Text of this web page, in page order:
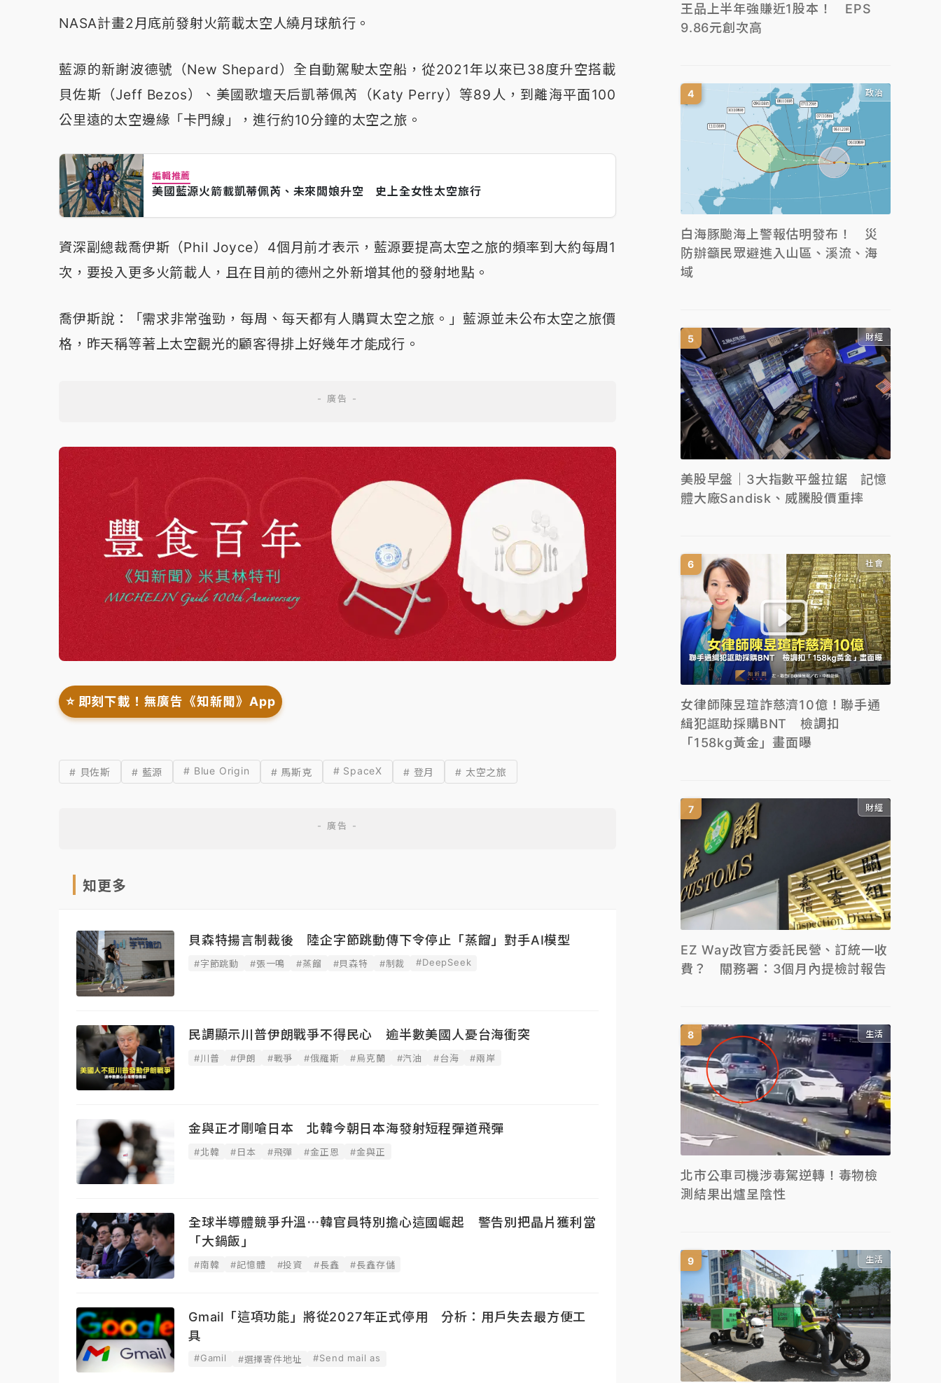
NASA計畫2月底前發射火箭載太空人繞月球航行。
藍源的新謝波德號（New Shepard）全自動駕駛太空船，從2021年以來已38度升空搭載
貝佐斯（Jeff Bezos）、美國歌壇天后凱蒂佩芮（Katy Perry）等89人，到離海平面100
公里遠的太空邊緣「卡門線」，進行約10分鐘的太空之旅。
編輯推薦
美國藍源火箭載凱蒂佩芮、未來闆娘升空 史上全女性太空旅行
資深副總裁喬伊斯（Phil Joyce）4個月前才表示，藍源要提高太空之旅的頻率到大約每周1
次，要投入更多火箭載人，且在目前的德州之外新增其他的發射地點。
喬伊斯說：「需求非常強勁，每周、每天都有人購買太空之旅。」藍源並未公布太空之旅價
格，昨天稱等著上太空觀光的顧客得排上好幾年才能成行。
⭐️ 即刻下載！無廣告《知新聞》App
# 貝佐斯 # 藍源 # Blue Origin # 馬斯克 # SpaceX # 登月 # 太空之旅
知更多
貝森特揚言制裁後 陸企字節跳動傳下令停止「蒸餾」對手AI模型
#字節跳動 #張一鳴 #蒸餾 #貝森特 #制裁 #DeepSeek
民調顯示川普伊朗戰爭不得民心 逾半數美國人憂台海衝突
#川普 #伊朗 #戰爭 #俄羅斯 #烏克蘭 #汽油 #台海 #兩岸
金與正才剛嗆日本 北韓今朝日本海發射短程彈道飛彈
#北韓 #日本 #飛彈 #金正恩 #金與正
全球半導體競爭升溫⋯韓官員特別擔心這國崛起 警告別把晶片獲利當
「大鍋飯」
#南韓 #記憶體 #投資 #長鑫 #長鑫存儲
Gmail「這項功能」將從2027年正式停用 分析：用戶失去最方便工
具
#Gamil #選擇寄件地址 #Send mail as
王品上半年強賺近1股本！ EPS
9.86元創次高
政治
白海豚颱海上警報估明發布！ 災
防辦籲民眾避進入山區、溪流、海
域
財經
美股早盤｜3大指數平盤拉鋸 記憶
體大廠Sandisk、威騰股價重摔
社會
女律師陳昱瑄詐慈濟10億！聯手通
緝犯誆助採購BNT 檢調扣
「158kg黃金」畫面曝
財經
EZ Way改官方委託民營、訂統一收
費？ 關務署：3個月內提檢討報告
生活
北市公車司機涉毒駕逆轉！毒物檢
測結果出爐呈陰性
生活